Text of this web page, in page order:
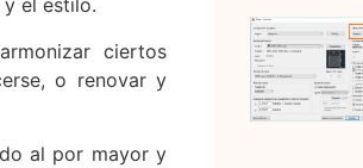
el estilo.
ciertos
o renovar y
al por mayor y